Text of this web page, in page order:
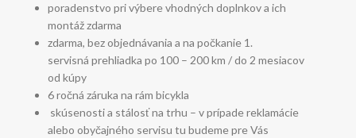
poradenstvo pri výbere vhodných doplnkov a ich
montáž zdarma
zdarma, bez objednávania a na počkanie 1.
servisná prehliadka po 100 – 200 km / do 2 mesiacov
od kúpy
6 ročná záruka na rám bicykla
skúsenosti a stálosť na trhu – v prípade reklamácie
alebo obyčajného servisu tu budeme pre Vás